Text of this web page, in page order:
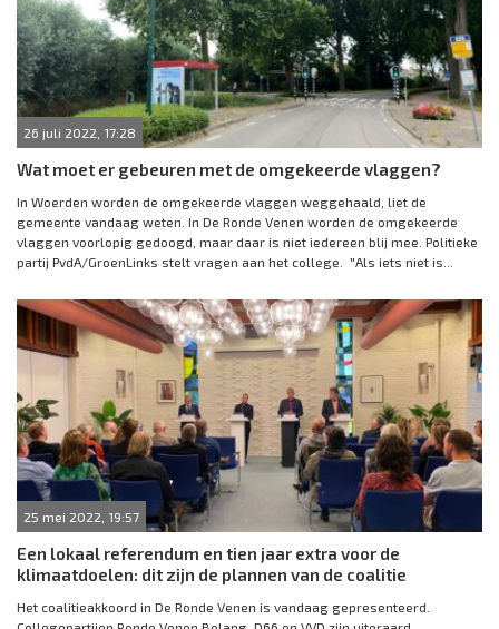
26 juli 2022, 17:28
Wat moet er gebeuren met de omgekeerde vlaggen?
In Woerden worden de omgekeerde vlaggen weggehaald, liet de
gemeente vandaag weten. In De Ronde Venen worden de omgekeerde
vlaggen voorlopig gedoogd, maar daar is niet iedereen blij mee. Politieke
partij PvdA/GroenLinks stelt vragen aan het college. "Als iets niet is...
25 mei 2022, 19:57
Een lokaal referendum en tien jaar extra voor de
klimaatdoelen: dit zijn de plannen van de coalitie
Het coalitieakkoord in De Ronde Venen is vandaag gepresenteerd.